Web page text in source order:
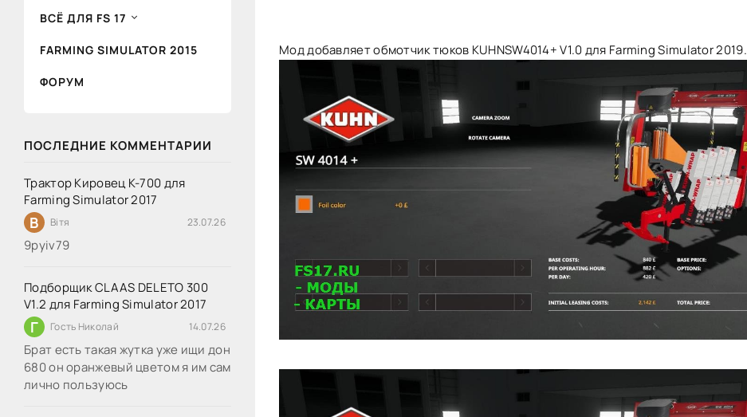
ВСЁ ДЛЯ FS 17
FARMING SIMULATOR 2015
ФОРУМ
ПОСЛЕДНИЕ КОММЕНТАРИИ
Трактор Кировец К-700 для
Farming Simulator 2017
В Вітя 23.07.26
9руіv79
Подборщик CLAAS DELETO 300
V1.2 для Farming Simulator 2017
Г Гость Николай 14.07.26
Брат есть такая жутка уже ищи дон
680 он оранжевый цветом я им сам
лично пользуюсь
Мод добавляет обмотчик тюков KUHNSW4014+ V1.0 для Farming Simulator 2019.